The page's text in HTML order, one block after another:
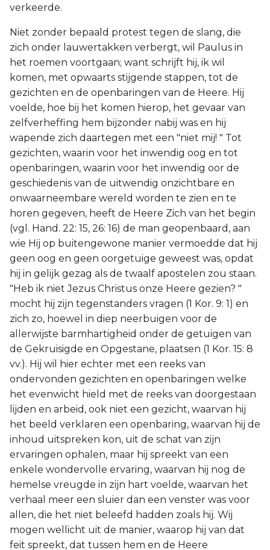
verkeerde.
Niet zonder bepaald protest tegen de slang, die
zich onder lauwertakken verbergt, wil Paulus in
het roemen voortgaan; want schrijft hij, ik wil
komen, met opwaarts stijgende stappen, tot de
gezichten en de openbaringen van de Heere. Hij
voelde, hoe bij het komen hierop, het gevaar van
zelfverheffing hem bijzonder nabij was en hij
wapende zich daartegen met een "niet mij! " Tot
gezichten, waarin voor het inwendig oog en tot
openbaringen, waarin voor het inwendig oor de
geschiedenis van de uitwendig onzichtbare en
onwaarneembare wereld worden te zien en te
horen gegeven, heeft de Heere Zich van het begin
(vgl. Hand. 22: 15, 26: 16) de man geopenbaard, aan
wie Hij op buitengewone manier vermoedde dat hij
geen oog en geen oorgetuige geweest was, opdat
hij in gelijk gezag als de twaalf apostelen zou staan.
"Heb ik niet Jezus Christus onze Heere gezien? "
mocht hij zijn tegenstanders vragen (1 Kor. 9: 1) en
zich zo, hoewel in diep neerbuigen voor de
allerwijste barmhartigheid onder de getuigen van
de Gekruisigde en Opgestane, plaatsen (1 Kor. 15: 8
vv.). Hij wil hier echter met een reeks van
ondervonden gezichten en openbaringen welke
het evenwicht hield met de reeks van doorgestaan
lijden en arbeid, ook niet een gezicht, waarvan hij
het beeld verklaren een openbaring, waarvan hij de
inhoud uitspreken kon, uit de schat van zijn
ervaringen ophalen, maar hij spreekt van een
enkele wondervolle ervaring, waarvan hij nog de
hemelse vreugde in zijn hart voelde, waarvan het
verhaal meer een sluier dan een venster was voor
allen, die het niet beleefd hadden zoals hij. Wij
mogen wellicht uit de manier, waarop hij van dat
feit spreekt, dat tussen hem en de Heere